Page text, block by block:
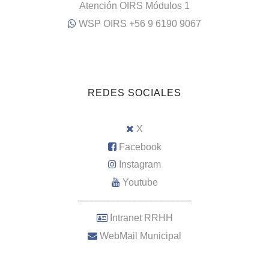
Atención OIRS Módulos 1
WSP OIRS +56 9 6190 9067
REDES SOCIALES
X
Facebook
Instagram
Youtube
–––––––––––––––––––––
Intranet RRHH
WebMail Municipal